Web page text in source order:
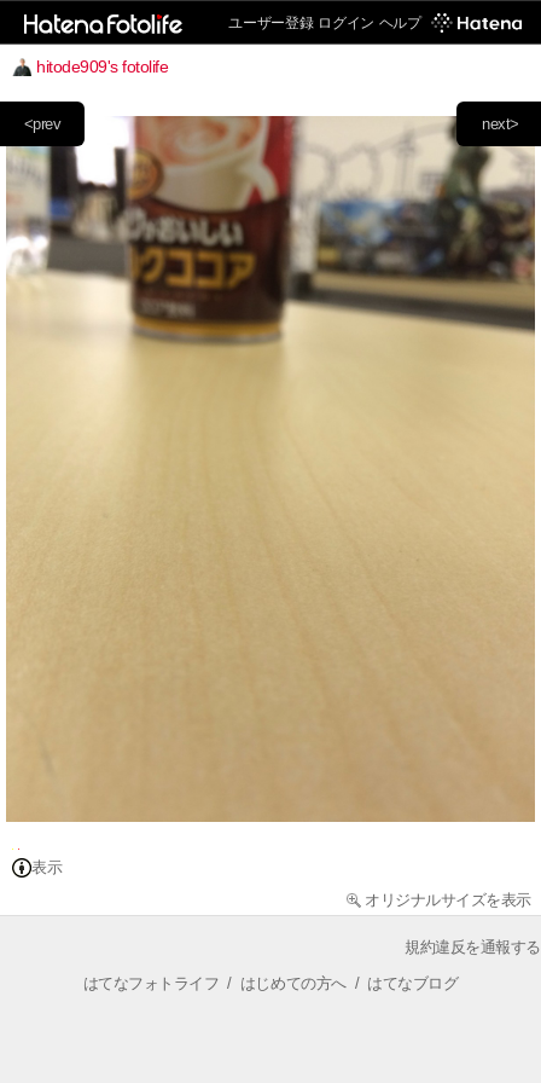
ユーザー登録 ログイン ヘルプ
hitode909's fotolife
next>
<prev
表示
オリジナルサイズを表示
規約違反を通報する
はてなフォトライフ / はじめての方へ/ はてなブログ